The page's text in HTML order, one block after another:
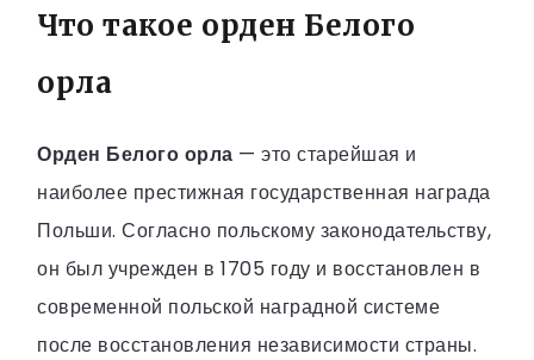
Что такое орден Белого
орла
Орден Белого орла — это старейшая и
наиболее престижная государственная награда
Польши. Согласно польскому законодательству,
он был учрежден в 1705 году и восстановлен в
современной польской наградной системе
после восстановления независимости страны.